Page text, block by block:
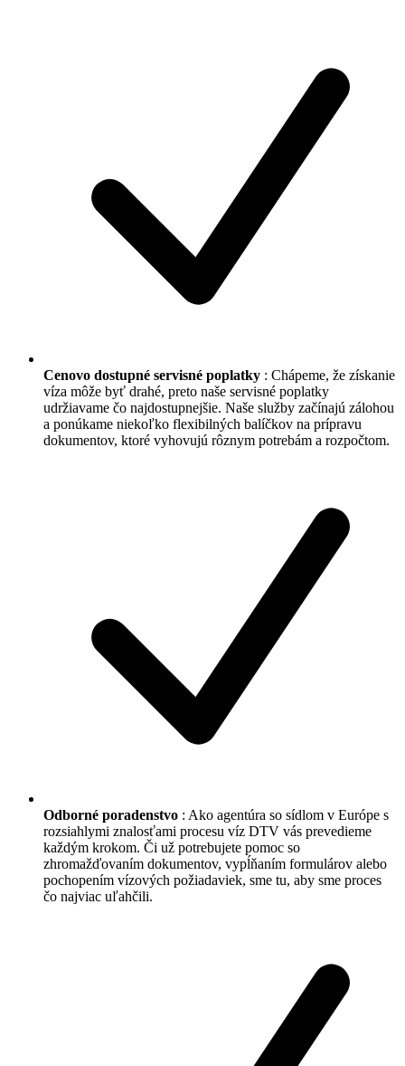
Cenovo dostupné servisné poplatky : Chápeme, že získanie
víza môže byť drahé, preto naše servisné poplatky
udržiavame čo najdostupnejšie. Naše služby začínajú zálohou
a ponúkame niekoľko flexibilných balíčkov na prípravu
dokumentov, ktoré vyhovujú rôznym potrebám a rozpočtom.
Odborné poradenstvo : Ako agentúra so sídlom v Európe s
rozsiahlymi znalosťami procesu víz DTV vás prevedieme
každým krokom. Či už potrebujete pomoc so
zhromažďovaním dokumentov, vypĺňaním formulárov alebo
pochopením vízových požiadaviek, sme tu, aby sme proces
čo najviac uľahčili.